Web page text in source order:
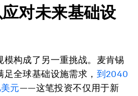
对未来基础设
模构成了另一重挑战。麦肯锡
全球基础设施需求， 到2040
元——这笔投资不仅用于新